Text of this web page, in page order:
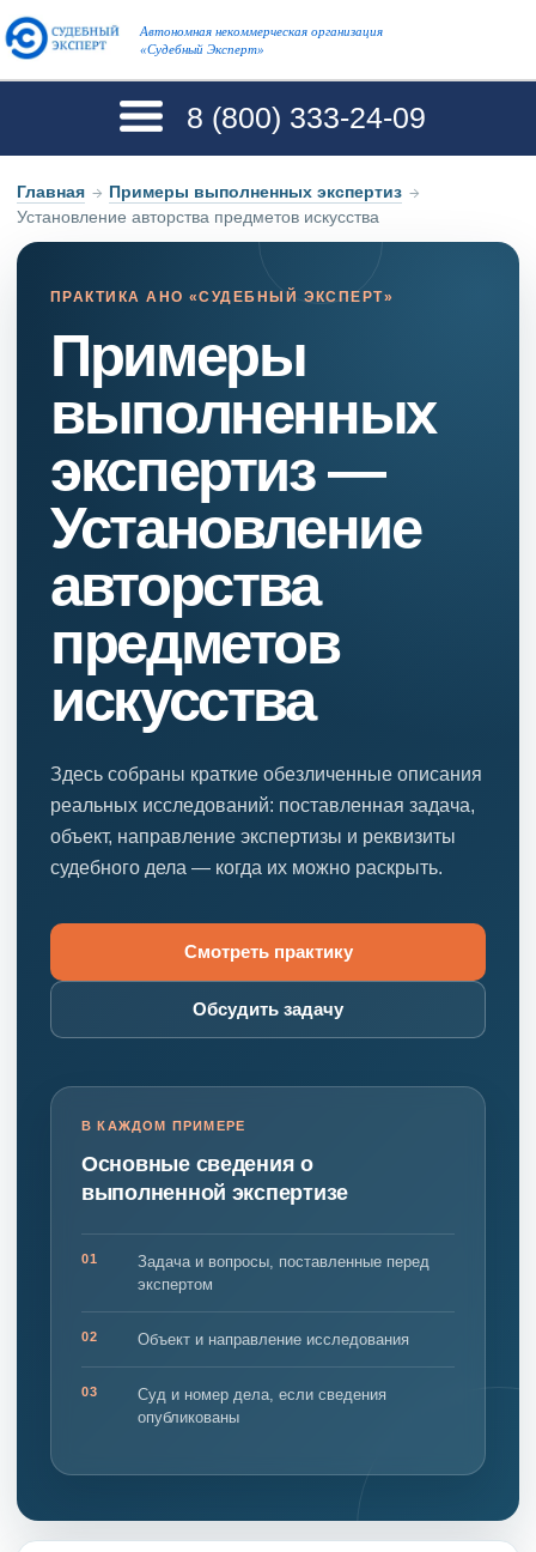
Автономная некоммерческая организация
«Судебный Эксперт»
8 (800) 333-24-09
Главная → Примеры выполненных экспертиз →
Установление авторства предметов искусства
ПРАКТИКА АНО «СУДЕБНЫЙ ЭКСПЕРТ»
Примеры
выполненных
экспертиз —
Установление
авторства
предметов
искусства
Здесь собраны краткие обезличенные описания
реальных исследований: поставленная задача,
объект, направление экспертизы и реквизиты
судебного дела — когда их можно раскрыть.
Смотреть практику
Обсудить задачу
В КАЖДОМ ПРИМЕРЕ
Основные сведения о
выполненной экспертизе
01
Задача и вопросы, поставленные перед
экспертом
02 Объект и направление исследования
03
Суд и номер дела, если сведения
опубликованы